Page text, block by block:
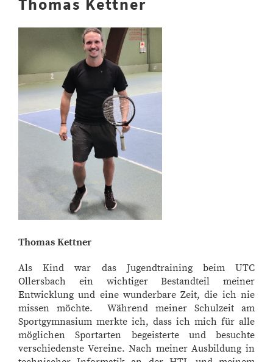
Thomas Kettner
Thomas Kettner
Als Kind war das Jugendtraining beim UTC
Ollersbach ein wichtiger Bestandteil meiner
Entwicklung und eine wunderbare Zeit, die ich nie
missen möchte. Während meiner Schulzeit am
Sportgymnasium merkte ich, dass ich mich für alle
möglichen Sportarten begeisterte und besuchte
verschiedenste Vereine. Nach meiner Ausbildung in